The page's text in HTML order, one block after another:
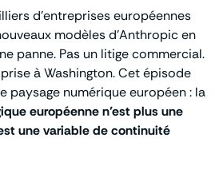
d’entreprises européennes
modèles d’Anthropic en
panne. Pas un litige commercial.
à Washington. Cet épisode
paysage numérique européen : la
européenne n’est plus une
une variable de continuité